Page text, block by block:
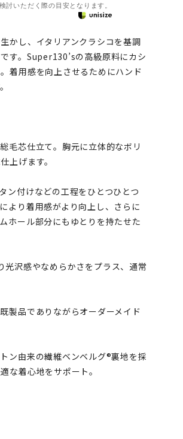
討いただく際の目安となります。
かし、イタリアンクラシコを基調
す。Super130’sの高級原料にカシ
着用感を向上させるためにハンド
毛芯仕立て。胸元に立体的なボリ
上げます。
ン付けなどの工程をひとつひとつ
より着用感がより向上し、さらに
ホール部分にもゆとりを持たせた
沢感やなめらかさをプラス、通常
製品でありながらオーダーメイド
ン由来の繊維ベンベルグ®裏地を採
な着心地をサポート。